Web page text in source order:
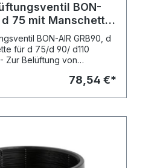
BON-
d 75 mit Manschette
PEBON-AIR GRB90, d
für d 75/d 90/ d110
Zur Belüftung von
Lieferumfang -
78,54 €*